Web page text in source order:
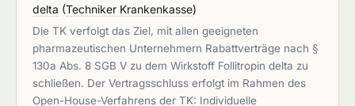
delta (Techniker Krankenkasse)
Die TK verfolgt das Ziel, mit allen geeigneten
pharmazeutischen Unternehmern Rabattverträge nach §
130a Abs. 8 SGB V zu dem Wirkstoff Follitropin delta zu
schließen. Der Vertragsschluss erfolgt im Rahmen des
Open-House-Verfahrens der TK: Individuelle